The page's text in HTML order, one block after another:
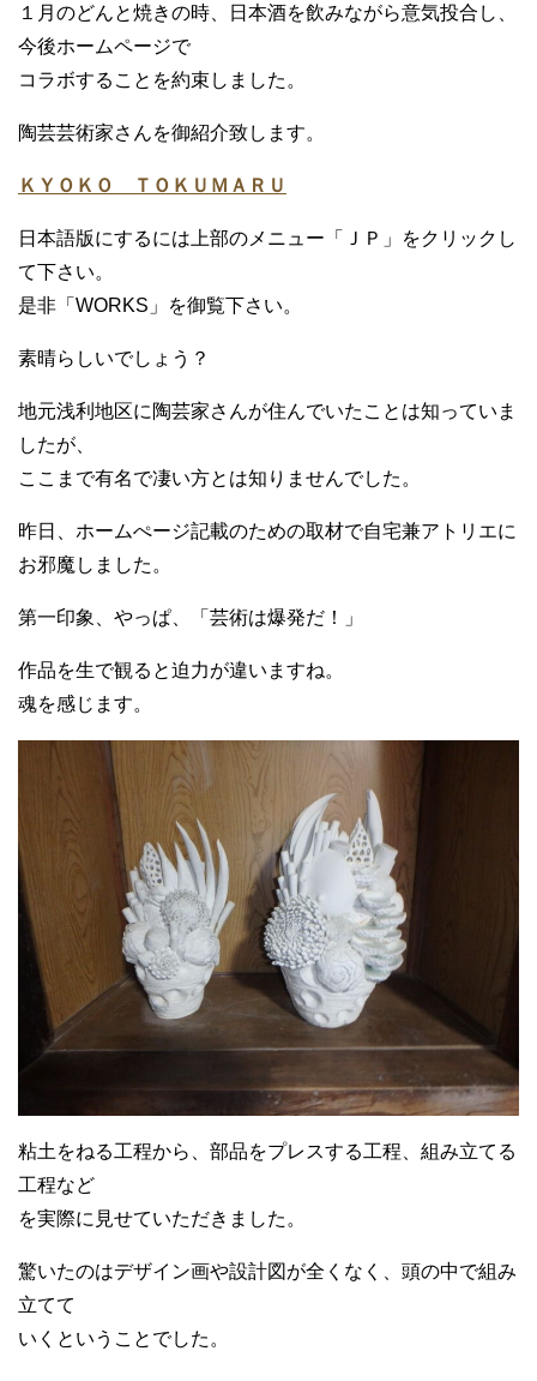
１月のどんと焼きの時、日本酒を飲みながら意気投合し、
今後ホームページで
コラボすることを約束しました。
陶芸芸術家さんを御紹介致します。
ＫＹＯＫＯ ＴＯＫＵＭＡＲＵ
日本語版にするには上部のメニュー「ＪＰ」をクリックし
て下さい。
是非「WORKS」を御覧下さい。
素晴らしいでしょう？
地元浅利地区に陶芸家さんが住んでいたことは知っていま
したが、
ここまで有名で凄い方とは知りませんでした。
昨日、ホームぺージ記載のための取材で自宅兼アトリエに
お邪魔しました。
第一印象、やっぱ、「芸術は爆発だ！」
作品を生で観ると迫力が違いますね。
魂を感じます。
粘土をねる工程から、部品をプレスする工程、組み立てる
工程など
を実際に見せていただきました。
驚いたのはデザイン画や設計図が全くなく、頭の中で組み
立てて
いくということでした。